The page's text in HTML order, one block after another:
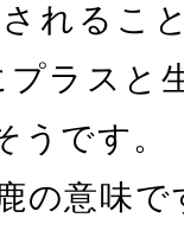
れるこ
ラスと
うです。
意味で